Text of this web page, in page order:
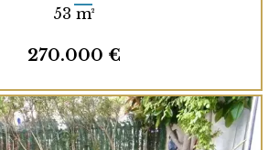
53 m²
270.000 €